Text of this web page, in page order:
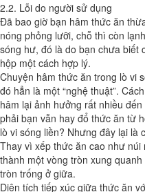
2.2. Lỗi do người sử dụng
Đã bao giờ bạn hâm thức ăn
nóng phỏng lưỡi, chỗ thì còn
sóng hư, đó là do bạn chưa biết
hộp một cách hợp lý.
Chuyện hâm thức ăn trong lò vi
đó hẳn là một “nghệ thuật”.
hâm lại ảnh hưởng rất nhiều
phải bạn vẫn hay đổ thức ăn từ
lò vi sóng liền? Nhưng đây lại là
Thay vì xếp thức ăn cao như
thành một vòng tròn xung
tròn trống ở giữa.
Diện tích tiếp xúc giữa thức ăn